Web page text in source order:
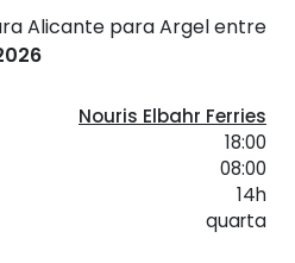
Alicante para Argel entre
Nouris Elbahr Ferries
18:00
08:00
14h
quarta